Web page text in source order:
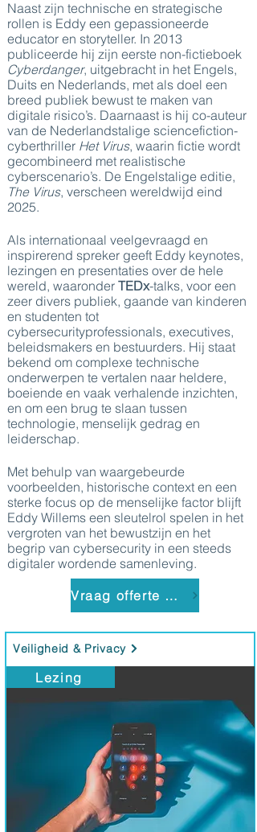
Naast zijn technische en strategische
rollen is Eddy een gepassioneerde
educator en storyteller. In 2013
publiceerde hij zijn eerste non-fictieboek
Cyberdanger, uitgebracht in het Engels,
Duits en Nederlands, met als doel een
breed publiek bewust te maken van
digitale risico’s. Daarnaast is hij co-auteur
van de Nederlandstalige sciencefiction-
cyberthriller Het Virus, waarin fictie wordt
gecombineerd met realistische
cyberscenario’s. De Engelstalige editie,
The Virus, verscheen wereldwijd eind
2025.
Als internationaal veelgevraagd en
inspirerend spreker geeft Eddy keynotes,
lezingen en presentaties over de hele
wereld, waaronder TEDx-talks, voor een
zeer divers publiek, gaande van kinderen
en studenten tot
cybersecurityprofessionals, executives,
beleidsmakers en bestuurders. Hij staat
bekend om complexe technische
onderwerpen te vertalen naar heldere,
boeiende en vaak verhalende inzichten,
en om een brug te slaan tussen
technologie, menselijk gedrag en
leiderschap.
Met behulp van waargebeurde
voorbeelden, historische context en een
sterke focus op de menselijke factor blijft
Eddy Willems een sleutelrol spelen in het
vergroten van het bewustzijn en het
begrip van cybersecurity in een steeds
digitaler wordende samenleving.
Vraag offerte aan
Veiligheid & Privacy
Lezing